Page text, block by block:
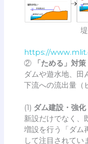
https://
②
「ためる」対
ダムや遊水地、田
下流への流出量（
(1) ダム建設・強化
新設だけでなく、
増設を行う「ダム
して注目されてい